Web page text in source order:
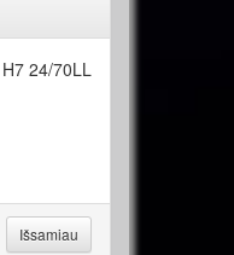
H7 24/70LL
Išsamiau